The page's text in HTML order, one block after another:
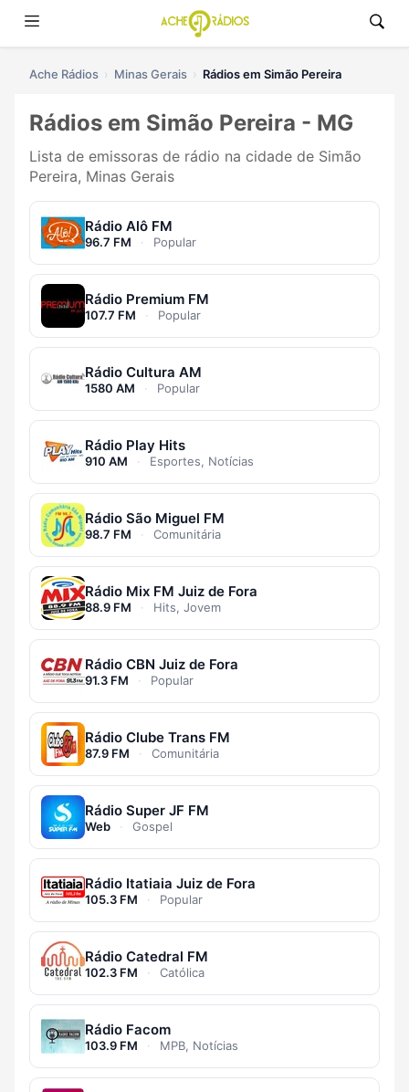
Ache Rádios Minas Gerais Rádios em Simão Pereira
Rádios em Simão Pereira - MG
Lista de emissoras de rádio na cidade de Simão
Pereira, Minas Gerais
Rádio Alô FM
96.7 FM · Popular
Rádio Premium FM
107.7 FM · Popular
Rádio Cultura AM
1580 AM · Popular
Rádio Play Hits
910 AM · Esportes, Notícias
Rádio São Miguel FM
98.7 FM · Comunitária
Rádio Mix FM Juiz de Fora
88.9 FM · Hits, Jovem
Rádio CBN Juiz de Fora
91.3 FM · Popular
Rádio Clube Trans FM
87.9 FM · Comunitária
Rádio Super JF FM
Web · Gospel
Rádio Itatiaia Juiz de Fora
105.3 FM · Popular
Rádio Catedral FM
102.3 FM · Católica
Rádio Facom
103.9 FM · MPB, Notícias